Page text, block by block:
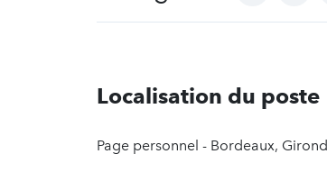
Localisation du poste
Page personnel - Bordeaux,